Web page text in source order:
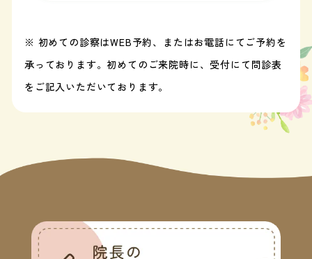
※ 初めての診察はWEB予約、またはお電話にてご予約を
承っております。初めてのご来院時に、受付にて問診表
をご記入いただいております。